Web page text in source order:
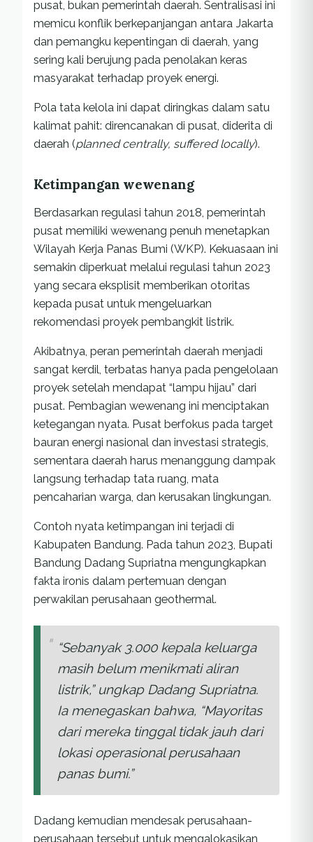
pusat, bukan pemerintah daerah. Sentralisasi ini
memicu konflik berkepanjangan antara Jakarta
dan pemangku kepentingan di daerah, yang
sering kali berujung pada penolakan keras
masyarakat terhadap proyek energi.
Pola tata kelola ini dapat diringkas dalam satu
kalimat pahit: direncanakan di pusat, diderita di
daerah (planned centrally, suffered locally).
Ketimpangan wewenang
Berdasarkan regulasi tahun 2018, pemerintah
pusat memiliki wewenang penuh menetapkan
Wilayah Kerja Panas Bumi (WKP). Kekuasaan ini
semakin diperkuat melalui regulasi tahun 2023
yang secara eksplisit memberikan otoritas
kepada pusat untuk mengeluarkan
rekomendasi proyek pembangkit listrik.
Akibatnya, peran pemerintah daerah menjadi
sangat kerdil, terbatas hanya pada pengelolaan
proyek setelah mendapat “lampu hijau” dari
pusat. Pembagian wewenang ini menciptakan
ketegangan nyata. Pusat berfokus pada target
bauran energi nasional dan investasi strategis,
sementara daerah harus menanggung dampak
langsung terhadap tata ruang, mata
pencaharian warga, dan kerusakan lingkungan.
Contoh nyata ketimpangan ini terjadi di
Kabupaten Bandung. Pada tahun 2023, Bupati
Bandung Dadang Supriatna mengungkapkan
fakta ironis dalam pertemuan dengan
perwakilan perusahaan geothermal.
“Sebanyak 3.000 kepala keluarga
masih belum menikmati aliran
listrik,” ungkap Dadang Supriatna.
Ia menegaskan bahwa, “Mayoritas
dari mereka tinggal tidak jauh dari
lokasi operasional perusahaan
panas bumi.”
Dadang kemudian mendesak perusahaan-
perusahaan tersebut untuk mengalokasikan